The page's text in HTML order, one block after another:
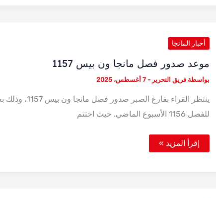
أخبار المانجا
موعد صدور فصل مانجا ون بيس 1157
بواسطة فريق التحرير-7 أغسطس، 2025
ينتظر القراء بفارغ
للفصل 1156 الأسبوع الماضي. حيث اختتم
موعد
صدور
إقرأ المزيد »